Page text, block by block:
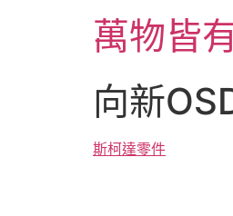
萬物皆
向新
斯柯達零件